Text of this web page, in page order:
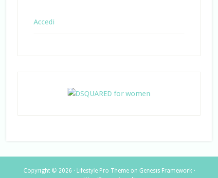
Accedi
Copyright © 2026 · Lifestyle Pro Themeon Genesis Framework·